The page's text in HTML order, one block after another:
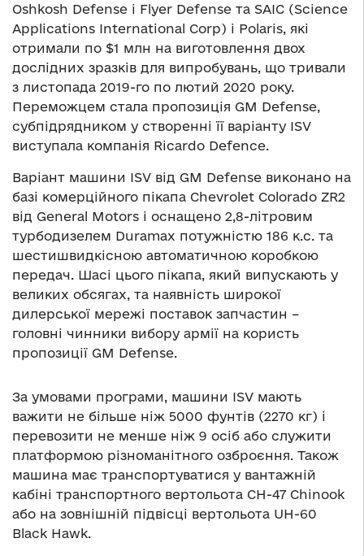
Oshkosh Defense і Flyer Defense та SAIC (Science
Applications International Corp) і Polaris, які
отримали по $1 млн на виготовлення двох
дослідних зразків для випробувань, що тривали
з листопада 2019-го по лютий 2020 року.
Переможцем стала пропозиція GM Defense,
субпідрядником у створенні її варіанту ISV
виступала компанія Ricardo Defence.
Варіант машини ISV від GM Defense виконано на
базі комерційного пікапа Chevrolet Colorado ZR2
від General Motors і оснащено 2,8-літровим
турбодизелем Duramax потужністю 186 к.с. та
шестишвидкісною автоматичною коробкою
передач. Шасі цього пікапа, який випускають у
великих обсягах, та наявність широкої
дилерської мережі поставок запчастин –
головні чинники вибору армії на користь
пропозиції GM Defense.
За умовами програми, машини ISV мають
важити не більше ніж 5000 фунтів (2270 кг) і
перевозити не менше ніж 9 осіб або служити
платформою різноманітного озброєння. Також
машина має транспортуватися у вантажній
кабіні транспортного вертольота CH-47 Chinook
або на зовнішній підвісці вертольота UH-60
Black Hawk.